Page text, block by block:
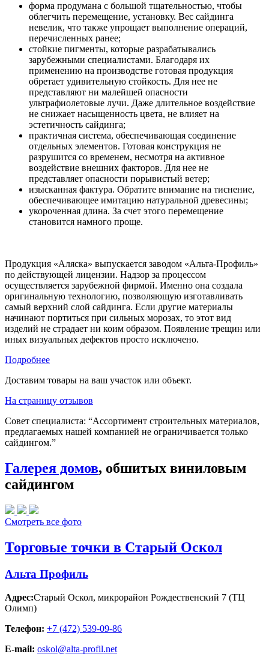
форма продумана с большой тщательностью, чтобы
облегчить перемещение, установку. Вес сайдинга
невелик, что также упрощает выполнение операций,
перечисленных ранее;
стойкие пигменты, которые разрабатывались
зарубежными специалистами. Благодаря их
применению на производстве готовая продукция
обретает удивительную стойкость. Для нее не
представляют ни малейшей опасности
ультрафиолетовые лучи. Даже длительное воздействие
не снижает насыщенность цвета, не влияет на
эстетичность сайдинга;
практичная система, обеспечивающая соединение
отдельных элементов. Готовая конструкция не
разрушится со временем, несмотря на активное
воздействие внешних факторов. Для нее не
представляет опасности порывистый ветер;
изысканная фактура. Обратите внимание на тиснение,
обеспечивающее имитацию натуральной древесины;
укороченная длина. За счет этого перемещение
становится намного проще.
Продукция «Аляска» выпускается заводом «Альта-Профиль»
по действующей лицензии. Надзор за процессом
осуществляется зарубежной фирмой. Именно она создала
оригинальную технологию, позволяющую изготавливать
самый верхний слой сайдинга. Если другие материалы
начинают портиться при сильных морозах, то этот вид
изделий не страдает ни коим образом. Появление трещин или
иных визуальных дефектов просто исключено.
Подробнее
Доставим товары на ваш участок или объект.
На страницу отзывов
Совет специалиста: “Ассортимент строительных материалов,
предлагаемых нашей компанией не ограничивается только
сайдингом.”
Галерея домов, обшитых виниловым
сайдингом
Смотреть все фото
Торговые точки в Старый Оскол
Альта Профиль
Адрес:Старый Оскол, микрорайон Рождественский 7 (ТЦ
Олимп)
Телефон: +7 (472) 539-09-86
E-mail: oskol@alta-profil.net